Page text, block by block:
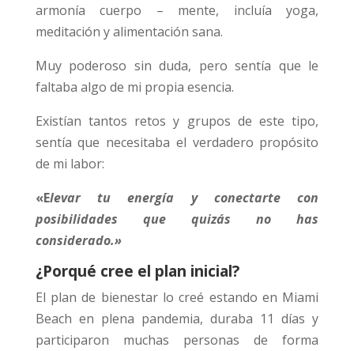
armonía cuerpo – mente, incluía yoga,
meditación y alimentación sana.
Muy poderoso sin duda, pero sentía que le
faltaba algo de mi propia esencia.
Existían tantos retos y grupos de este tipo,
sentía que necesitaba el verdadero propósito
de mi labor:
«Elevar tu energía y conectarte con
posibilidades que quizás no has
considerado.»
¿Porqué cree el plan inicial?
El plan de bienestar lo creé estando en Miami
Beach en plena pandemia, duraba 11 días y
participaron muchas personas de forma